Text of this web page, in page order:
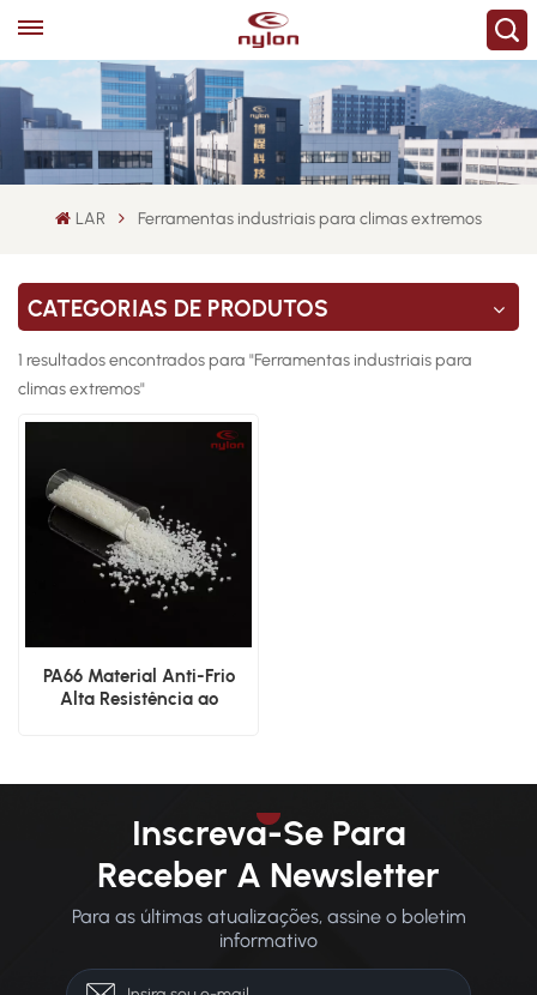
LAR Ferramentas industriais para climas extremos
CATEGORIAS DE PRODUTOS
1 resultados encontrados para "Ferramentas industriais para
climas extremos"
PA66 Material Anti-Frio
Alta Resistência ao
Inscreva-Se Para
Receber A Newsletter
Para as últimas atualizações, assine o boletim
informativo